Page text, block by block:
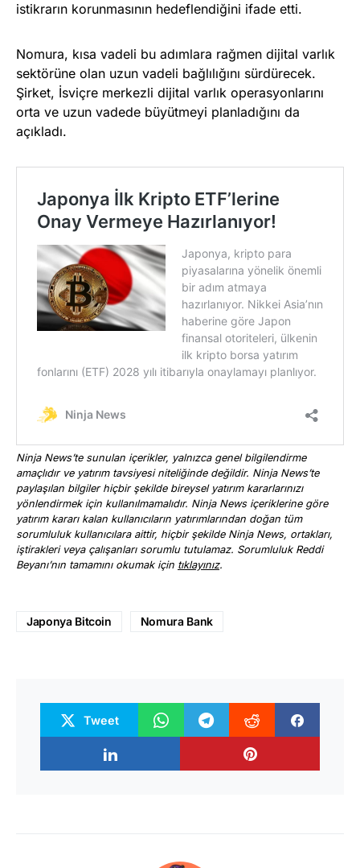
istikrarın korunmasının hedeflendiğini ifade etti.
Nomura, kısa vadeli bu adımlara rağmen dijital varlık
sektörüne olan uzun vadeli bağlılığını sürdürecek.
Şirket, İsviçre merkezli dijital varlık operasyonlarını
orta ve uzun vadede büyütmeyi planladığını da
açıkladı.
Ninja News’te sunulan içerikler, yalnızca genel bilgilendirme
amaçlıdır ve yatırım tavsiyesi niteliğinde değildir. Ninja News’te
paylaşılan bilgiler hiçbir şekilde bireysel yatırım kararlarınızı
yönlendirmek için kullanılmamalıdır. Ninja News içeriklerine göre
yatırım kararı kalan kullanıcıların yatırımlarından doğan tüm
sorumluluk kullanıcılara aittir, hiçbir şekilde Ninja News, ortakları,
iştirakleri veya çalışanları sorumlu tutulamaz. Sorumluluk Reddi
Beyanı’nın tamamını okumak için tıklayınız.
Japonya Bitcoin Nomura Bank
Tweet